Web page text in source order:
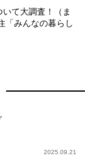
て大調査！（ま
「みんなの暮らし
2025.09.21